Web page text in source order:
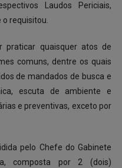
Laudos Periciais,
o requisitou.
praticar quaisquer atos de
comuns, dentre os quais
de mandados de busca e
escuta de ambiente e
e preventivas, exceto por
pelo Chefe do Gabinete
composta por 2 (dois)